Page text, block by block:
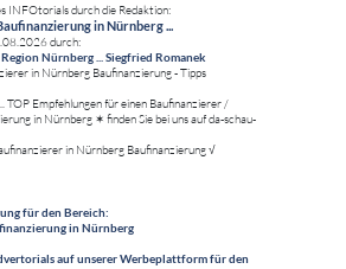
INFOtorials durch die Redaktion:
in Nürnberg ...
durch:
Nürnberg ... Siegfried Romanek
in Nürnberg Baufinanzierung - Tipps
TOP Empfehlungen für einen Baufinanzierer /
in Nürnberg ✶ finden Sie bei uns auf da-schau-
in Nürnberg Baufinanzierung √
für den Bereich:
in Nürnberg
auf unserer Werbeplattform für den